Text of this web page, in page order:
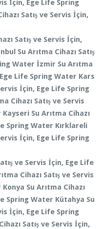
İçin, Ege Life Spring
Satış ve Servis İçin,
Satış ve Servis İçin,
Su Arıtma Cihazı Satış
Water İzmir Su Arıtma
Life Spring Water Kars
İçin, Ege Life Spring
Cihazı Satış ve Servis
Kayseri Su Arıtma Cihazı
Spring Water Kırklareli
İçin, Ege Life Spring
ve Servis İçin, Ege Life
Cihazı Satış ve Servis
Konya Su Arıtma Cihazı
Spring Water Kütahya Su
İçin, Ege Life Spring
Satış ve Servis İçin,